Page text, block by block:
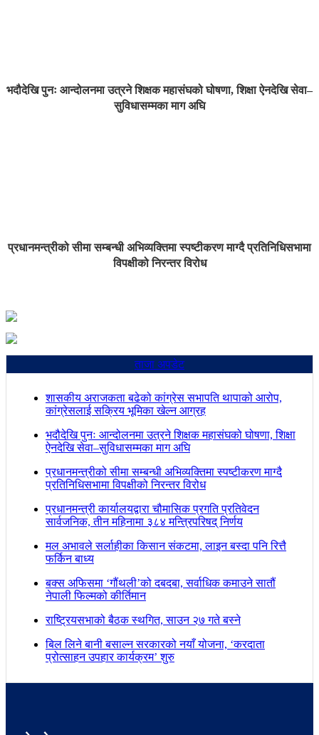
भदौदेखि पुनः आन्दोलनमा उत्रने शिक्षक महासंघको घोषणा, शिक्षा ऐनदेखि सेवा–
सुविधासम्मका माग अघि
प्रधानमन्त्रीको सीमा सम्बन्धी अभिव्यक्तिमा स्पष्टीकरण माग्दै प्रतिनिधिसभामा
विपक्षीको निरन्तर विरोध
ताजा अपडेट
शासकीय अराजकता बढेको कांग्रेस सभापति थापाको आरोप,
कांग्रेसलाई सक्रिय भूमिका खेल्न आग्रह
भदौदेखि पुनः आन्दोलनमा उत्रने शिक्षक महासंघको घोषणा, शिक्षा
ऐनदेखि सेवा–सुविधासम्मका माग अघि
प्रधानमन्त्रीको सीमा सम्बन्धी अभिव्यक्तिमा स्पष्टीकरण माग्दै
प्रतिनिधिसभामा विपक्षीको निरन्तर विरोध
प्रधानमन्त्री कार्यालयद्वारा चौमासिक प्रगति प्रतिवेदन
सार्वजनिक, तीन महिनामा ३८४ मन्त्रिपरिषद् निर्णय
मल अभावले सर्लाहीका किसान संकटमा, लाइन बस्दा पनि रित्तै
फर्किन बाध्य
बक्स अफिसमा ‘गौंथली’को दबदबा, सर्वाधिक कमाउने सातौं
नेपाली फिल्मको कीर्तिमान
राष्ट्रियसभाको बैठक स्थगित, साउन २७ गते बस्ने
बिल लिने बानी बसाल्न सरकारको नयाँ योजना, ‘करदाता
प्रोत्साहन उपहार कार्यक्रम’ शुरु